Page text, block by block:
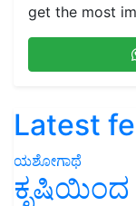
get the most
Latest
ಯಶೋಗಾಥೆ